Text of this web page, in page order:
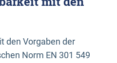
den Vorgaben der
Norm EN 301 549